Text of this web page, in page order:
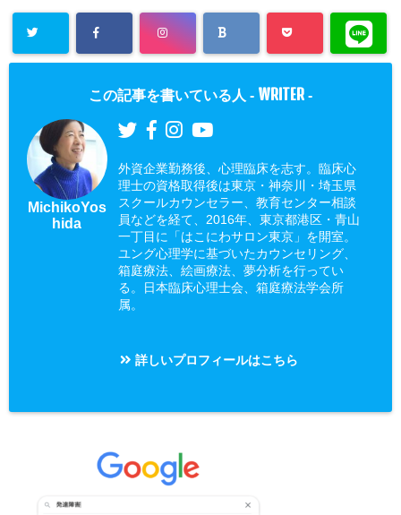
この記事を書いている人 - WRITER -
MichikoYos
hida
外資企業勤務後、心理臨床を志す。臨床心
理士の資格取得後は東京・神奈川・埼玉県
スクールカウンセラー、教育センター相談
員などを経て、2016年、東京都港区・青山
一丁目に「はこにわサロン東京」を開室。
ユング心理学に基づいたカウンセリング、
箱庭療法、絵画療法、夢分析を行ってい
る。日本臨床心理士会、箱庭療法学会所
属。
詳しいプロフィールはこちら